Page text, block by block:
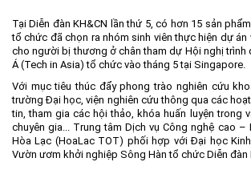
Cơ cấu tổ chức
Chức năng, nhiệm vụ
Doanh nghiệp
Hợp tác quốc tế
Đào tạo và Nghiên cứu
Cách mạng công nghiệp lần thứ 4
Quy hoạch khu chức năng
Vị trí
Cơ sở hạ tầng
Cơ chế ưu đãi đầu tư
Cơ chế Một cửa
Nguồn nhân lực
Nhà đầu tư
Hướng dẫn đầu tư
Trình tự, thủ tục đầu tư
Tiêu chí đầu tư
Lĩnh vực đầu tư
Quản lý và vận hành dự án đầu tư
Văn bản pháp luật
Các thủ tục hành chính
Doanh nghiệp
Thông báo
Thông báo chung
Tuyển dụng
Dữ liệu mở
Tại Diễn đàn KH&CN lần thứ 5, có hơn 15 sản
tổ chức đã chọn ra nhóm sinh viên thực hiện dự
cho người bị thương ở chân tham dự Hội nghị trình
Á (Tech in Asia) tổ chức vào tháng 5 tại Singapore.
Với mục tiêu thúc đẩy phong trào nghiên cứu
trường Đại học, viện nghiên cứu thông qua các
tin, tham gia các hội thảo, khóa huấn luyện trong
chuyên gia... Trung tâm Dịch vụ Công nghệ cao –
Hòa Lạc (HoaLac TOT) phối hợp với Đại học
Vườn ươm khởi nghiệp Sông Hàn tổ chức Diễn đàn